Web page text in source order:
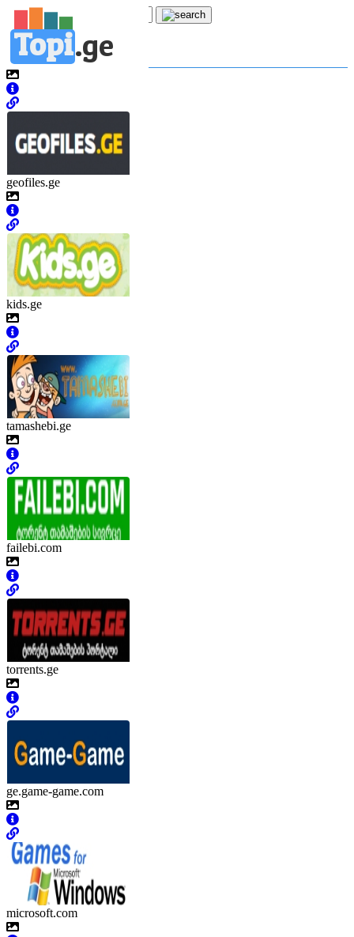
Topi.ge
კატეგორია: თ თამაშები
geofiles.ge
kids.ge
tamashebi.ge
failebi.com
torrents.ge
ge.game-game.com
microsoft.com